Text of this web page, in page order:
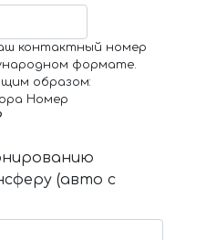
контактный номер
формате.
образом:
Номер
(авто с